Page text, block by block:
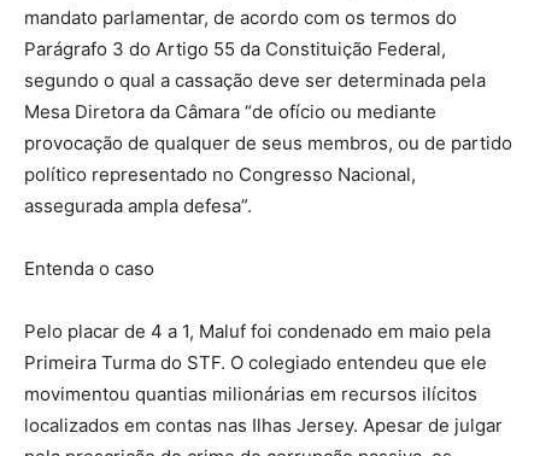
mandato parlamentar, de acordo com os termos do
Parágrafo 3 do Artigo 55 da Constituição Federal,
segundo o qual a cassação deve ser determinada pela
Mesa Diretora da Câmara “de ofício ou mediante
provocação de qualquer de seus membros, ou de partido
político representado no Congresso Nacional,
assegurada ampla defesa”.
Entenda o caso
Pelo placar de 4 a 1, Maluf foi condenado em maio pela
Primeira Turma do STF. O colegiado entendeu que ele
movimentou quantias milionárias em recursos ilícitos
localizados em contas nas Ilhas Jersey. Apesar de julgar